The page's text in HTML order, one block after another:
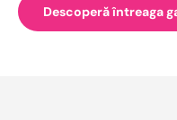
Descoperă întreaga